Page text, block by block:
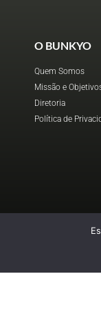
O BUNKYO
Quem Somos
Missão e
Diretoria
Política de